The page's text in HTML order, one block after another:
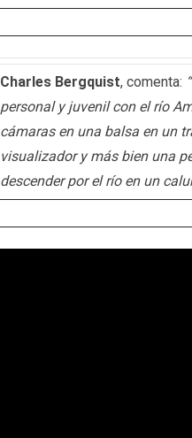
Charles Bergquist, comenta:
personal y juvenil con el río
cámaras en una balsa en un
visualizador y más bien una
descender por el río en un